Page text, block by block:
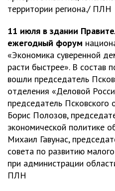
территории региона./ ПЛН
11 июля в здании
ежегодный форум
«Экономика суверенной
расти быстрее». В состав
вошли председатель
отделения «Деловой
председатель Псковского
Борис Полозов,
экономической политике
Михаил Гавунас,
совета по развитию
при администрации
ПЛН